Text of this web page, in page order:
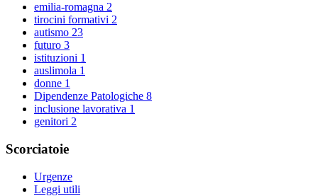
emilia-romagna 2
tirocini formativi 2
autismo 23
futuro 3
istituzioni 1
auslimola 1
donne 1
Dipendenze Patologiche 8
inclusione lavorativa 1
genitori 2
Scorciatoie
Urgenze
Leggi utili